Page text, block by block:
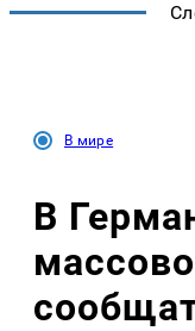
В мире
В